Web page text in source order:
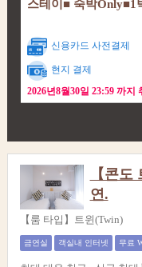
스테이■ 숙박Only■1
신용카드 사전결제
현지 결제
2026년8월30일 23:59 까지
【콘
연.
【룸 타입】트윈(Twin)
금연실 객실내 인터넷 무료